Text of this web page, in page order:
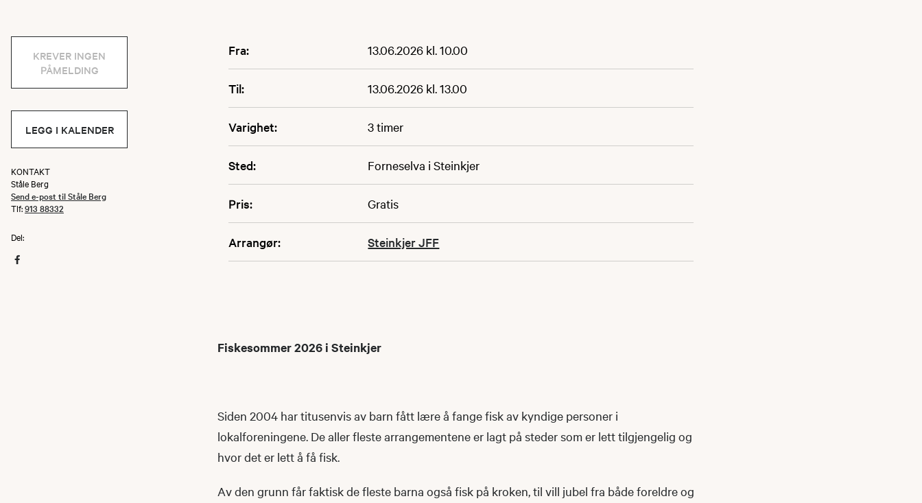
Fra: 13.06.2026 kl. 10.00
Til: 13.06.2026 kl. 13.00
Varighet: 3 timer
Sted: Forneselva i Steinkjer
Pris: Gratis
Arrangør: Steinkjer JFF
KREVER INGEN
PÅMELDING
LEGG I KALENDER
KONTAKT
Ståle Berg
Send e-post til Ståle Berg
Tlf:913 88332
Del:
Fiskesommer 2026 i Steinkjer
Siden 2004 har titusenvis av barn fått lære å fange fisk av kyndige personer i
lokalforeningene. De aller fleste arrangementene er lagt på steder som er lett tilgjengelig og
hvor det er lett å få fisk.
Av den grunn får faktisk de fleste barna også fisk på kroken, til vill jubel fra både foreldre og